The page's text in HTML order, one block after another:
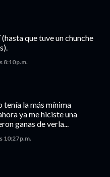
(hasta que tuve un chunche
8:10 p.m.
tenía la más mínima
ya me hiciste una
ganas de verla...
10:27 p.m.